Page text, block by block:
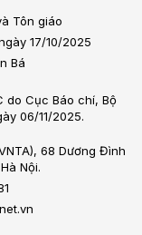
Tôn giáo
17/10/2025
Bá
do Cục Báo chí, Bộ
06/11/2025.
68 Dương Đình
Nội.